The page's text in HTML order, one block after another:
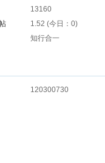
13160
1.52 (今日：0)
知行合一
120300730